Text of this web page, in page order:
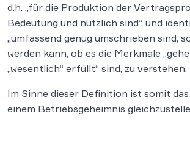
d.h. „für die Produktion der
Bedeutung und nützlich sind“, und
„umfassend genug umschrieben sind,
werden kann, ob es die Merkmale
„wesentlich“ erfüllt“ sind, zu verstehen.
Im Sinne dieser Definition ist somit
einem Betriebsgeheimnis